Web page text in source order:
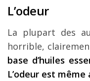
L’odeur
La plupart des
horrible,
base d’huiles
L’odeur est même